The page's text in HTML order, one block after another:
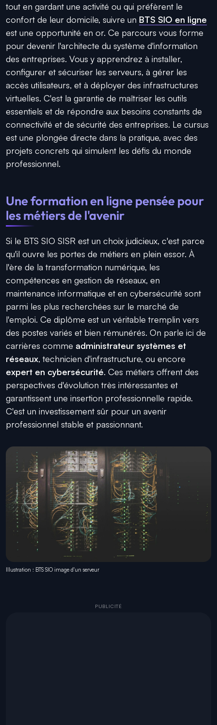
tout en gardant une activité ou qui préfèrent le
confort de leur domicile, suivre un BTS SIO en ligne
est une opportunité en or. Ce parcours vous forme
pour devenir l'architecte du système d'information
des entreprises. Vous y apprendrez à installer,
configurer et sécuriser les serveurs, à gérer les
accès utilisateurs, et à déployer des infrastructures
virtuelles. C'est la garantie de maîtriser les outils
essentiels et de répondre aux besoins constants de
connectivité et de sécurité des entreprises. Le cursus
est une plongée directe dans la pratique, avec des
projets concrets qui simulent les défis du monde
professionnel.
Une formation en ligne pensée pour
les métiers de l'avenir
Si le BTS SIO SISR est un choix judicieux, c'est parce
qu'il ouvre les portes de métiers en plein essor. À
l'ère de la transformation numérique, les
compétences en gestion de réseaux, en
maintenance informatique et en cybersécurité sont
parmi les plus recherchées sur le marché de
l'emploi. Ce diplôme est un véritable tremplin vers
des postes variés et bien rémunérés. On parle ici de
carrières comme administrateur systèmes et
réseaux, technicien d'infrastructure, ou encore
expert en cybersécurité. Ces métiers offrent des
perspectives d'évolution très intéressantes et
garantissent une insertion professionnelle rapide.
C'est un investissement sûr pour un avenir
professionnel stable et passionnant.
Illustration : BTS SIO image d'un serveur